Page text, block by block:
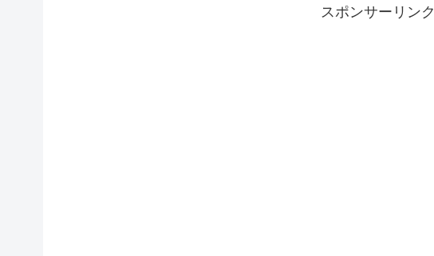
スポンサーリンク